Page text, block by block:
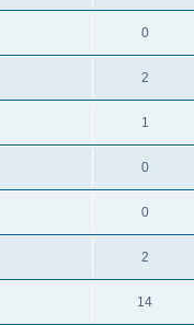
0
2
1
0
0
2
14